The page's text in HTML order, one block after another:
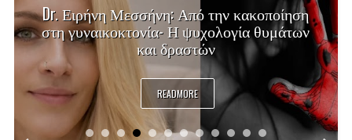
Dr. Ειρήνη Μεσσήνη: Από την κακοποίηση
στη γυναικοκτονία- Η ψυχολογία θυμάτων
και δραστών
READMORE